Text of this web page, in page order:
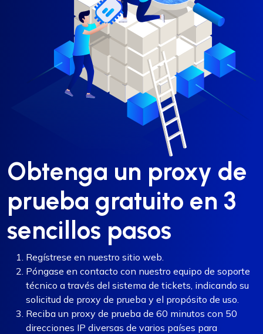
Obtenga un proxy de
prueba gratuito en 3
sencillos pasos
Regístrese en nuestro sitio web.
Póngase en contacto con nuestro equipo de soporte
técnico a través del sistema de tickets, indicando su
solicitud de proxy de prueba y el propósito de uso.
Reciba un proxy de prueba de 60 minutos con 50
direcciones IP diversas de varios países para